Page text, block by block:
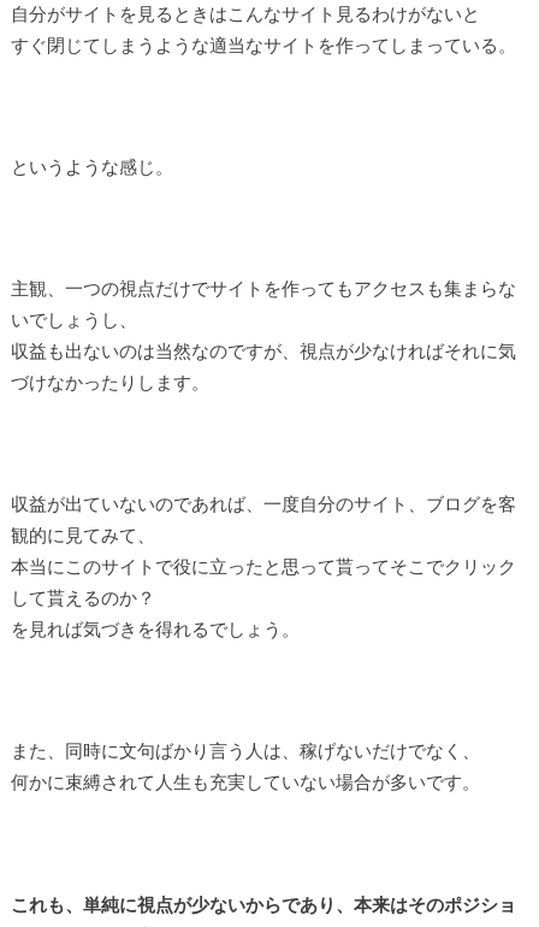
自分がサイトを見るときはこんなサイト見るわけがないと
すぐ閉じてしまうような適当なサイトを作ってしまっている。
というような感じ。
主観、一つの視点だけでサイトを作ってもアクセスも集まらな
いでしょうし、
収益も出ないのは当然なのですが、視点が少なければそれに気
づけなかったりします。
収益が出ていないのであれば、一度自分のサイト、ブログを客
観的に見てみて、
本当にこのサイトで役に立ったと思って貰ってそこでクリック
して貰えるのか？
を見れば気づきを得れるでしょう。
また、同時に文句ばかり言う人は、稼げないだけでなく、
何かに束縛されて人生も充実していない場合が多いです。
これも、単純に視点が少ないからであり、本来はそのポジショ